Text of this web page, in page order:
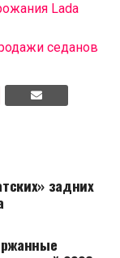
Lada
седанов
задних